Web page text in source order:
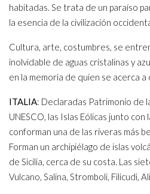
habitadas. Se trata de un paraíso
la esencia de la civilización
Cultura, arte, costumbres, se
inolvidable de aguas cristalinas y
en la memoria de quien se acerca a
ITALIA: Declaradas Patrimonio de
UNESCO, las Islas Eólicas junto
conforman una de las riveras más
Forman un archipiélago de islas
de Sicilia, cerca de su costa. Las
Vulcano, Salina, Stromboli, Filicudi,